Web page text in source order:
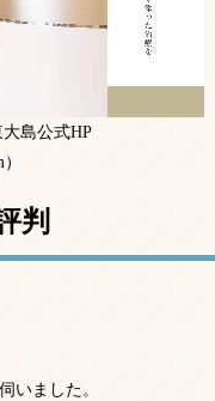
島公式HP
判
いました。